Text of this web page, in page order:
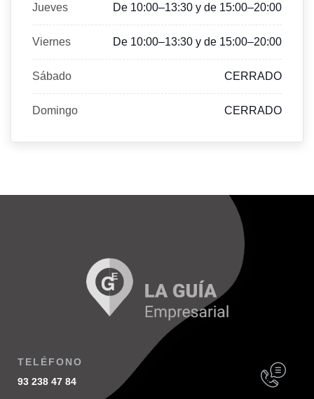
Jueves De 10:00–13:30 y de 15:00–20:00
Viernes De 10:00–13:30 y de 15:00–20:00
Sábado CERRADO
Domingo CERRADO
TELÉFONO
93 238 47 84